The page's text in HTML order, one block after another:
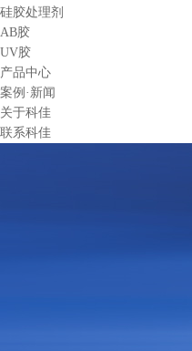
硅胶处理剂
AB胶
UV胶
产品中心
案例·新闻
关于科佳
联系科佳